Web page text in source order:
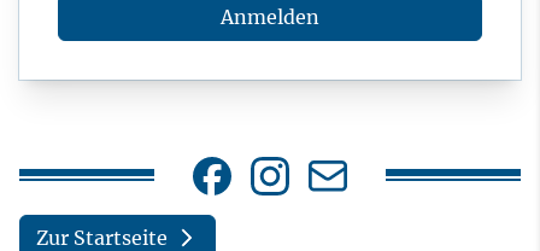
Anmelden
Zur Startseite